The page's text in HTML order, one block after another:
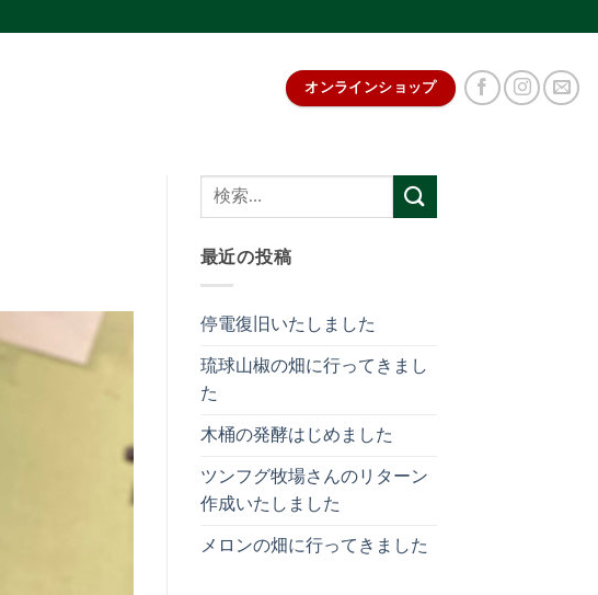
オンラインショップ
最近の投稿
停電復旧いたしました
琉球山椒の畑に行ってきまし
た
木桶の発酵はじめました
ツンフグ牧場さんのリターン
作成いたしました
メロンの畑に行ってきました